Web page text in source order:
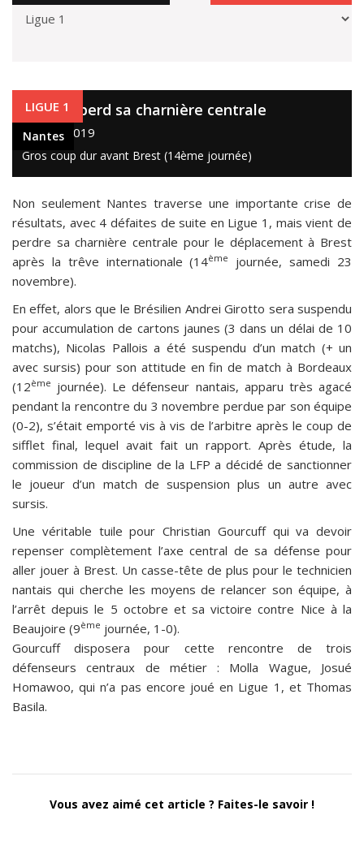
Nantes
LIGUE 1
Nantes
Nantes perd sa charnière centrale
14 nov. 2019
Gros coup dur avant Brest (14ème journée)
Non seulement Nantes traverse une importante crise de
résultats, avec 4 défaites de suite en Ligue 1, mais vient de
perdre sa charnière centrale pour le déplacement à Brest
après la trêve internationale (14ème
journée, samedi 23
novembre).
En effet, alors que le Brésilien Andrei Girotto sera suspendu
pour accumulation de cartons jaunes (3 dans un délai de 10
matchs), Nicolas Pallois a été suspendu d’un match (+ un
avec sursis) pour son attitude en fin de match à Bordeaux
(12ème journée). Le défenseur nantais, apparu très agacé
pendant la rencontre du 3 novembre perdue par son équipe
(0-2), s’était emporté vis à vis de l’arbitre après le coup de
sifflet final, lequel avait fait un rapport. Après étude, la
commission de discipline de la LFP a décidé de sanctionner
le joueur d’un match de suspension plus un autre avec
sursis.
Une véritable tuile pour Christian Gourcuff qui va devoir
repenser complètement l’axe central de sa défense pour
aller jouer à Brest. Un casse-tête de plus pour le technicien
nantais qui cherche les moyens de relancer son équipe, à
l’arrêt depuis le 5 octobre et sa victoire contre Nice à la
Beaujoire (9ème journée, 1-0).
Gourcuff disposera pour cette rencontre de trois
défenseurs centraux de métier : Molla Wague, Josué
Homawoo, qui n’a pas encore joué en Ligue 1, et Thomas
Basila.
Vous avez aimé cet article ? Faites-le savoir !